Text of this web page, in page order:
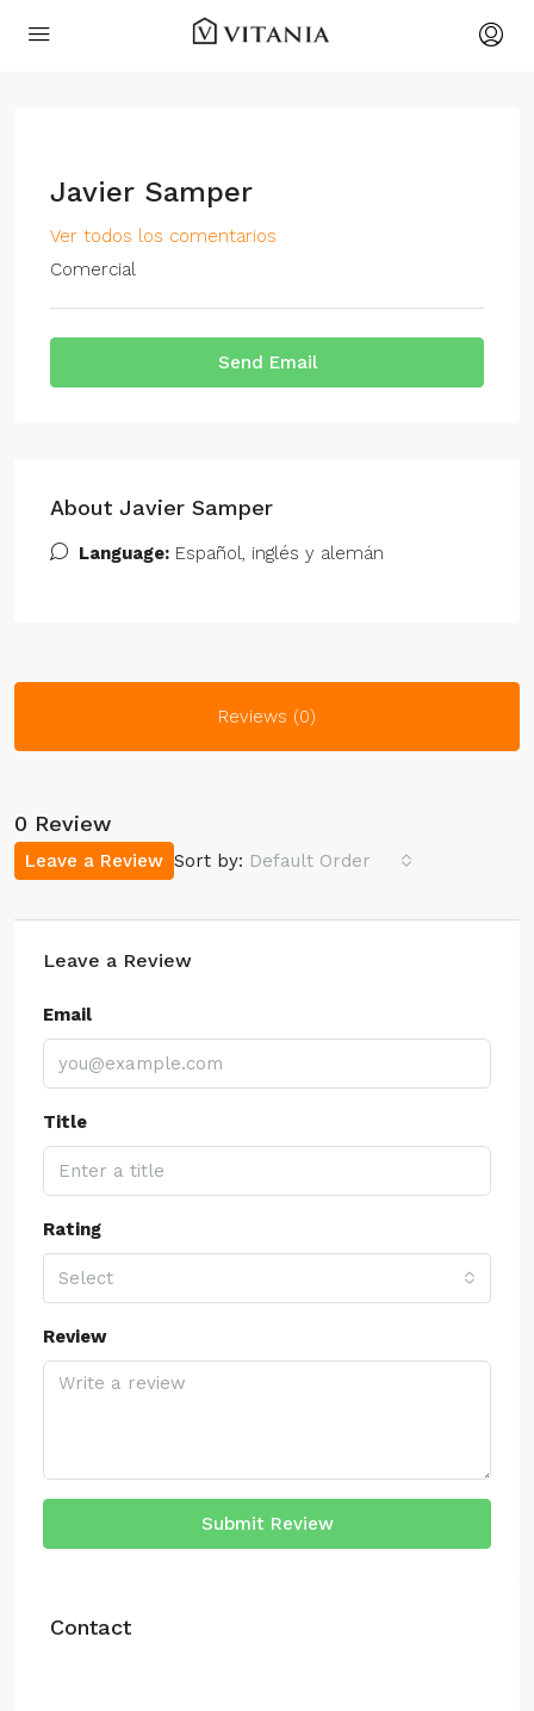
Javier Samper
Ver todos los comentarios
Comercial
Send Email
About Javier Samper
Language: Español, inglés y alemán
Reviews (0)
0 Review
Sort by: Default Order
Leave a Review
Leave a Review
Email
Title
Rating
Select
Review
Submit Review
Contact